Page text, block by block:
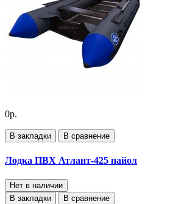
0р.
В закладки В сравнение
Лодка ПВХ Атлант-425 пайол
Нет в наличии
В закладки
В сравнение